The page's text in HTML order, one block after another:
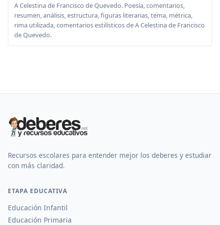
A Celestina de Francisco de Quevedo. Poesía, comentarios,
resumen, análisis, estructura, figuras literarias, tema, métrica,
rima utilizada, comentarios estilísticos de A Celestina de Francisco
de Quevedo.
Recursos escolares para entender mejor los deberes y estudiar
con más claridad.
ETAPA EDUCATIVA
Educación Infantil
Educación Primaria